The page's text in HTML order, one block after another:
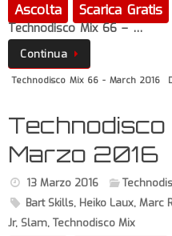
Ascolta Scarica Gratis
Technodisco Mix 66 – …
Continua
Technodisco Mix 66 - March 2016
Marzo 2016
13 Marzo 2016
Bart Skills, Heiko Laux, Marc
Jr, Slam, Technodisco Mix